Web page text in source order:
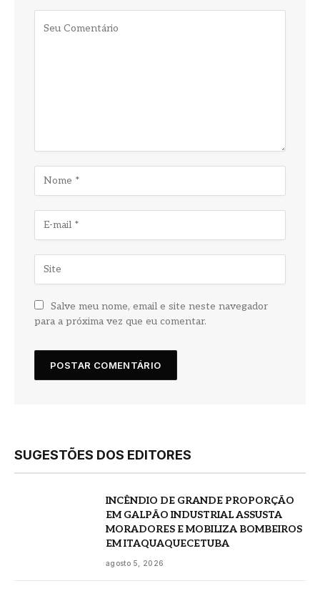
Salve meu nome, email e site neste navegador
para a próxima vez que eu comentar.
SUGESTÕES DOS EDITORES
INCÊNDIO DE GRANDE PROPORÇÃO
EM GALPÃO INDUSTRIAL ASSUSTA
MORADORES E MOBILIZA BOMBEIROS
EM ITAQUAQUECETUBA
agosto 5, 2026